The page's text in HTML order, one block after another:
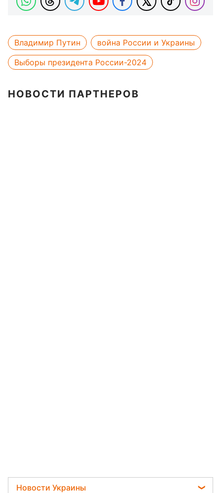
Владимир Путин
война России и Украины
Выборы президента России-2024
НОВОСТИ ПАРТНЕРОВ
Новости Украины